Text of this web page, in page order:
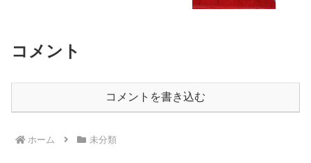
コメント
コメントを書き込む
ホーム 未分類